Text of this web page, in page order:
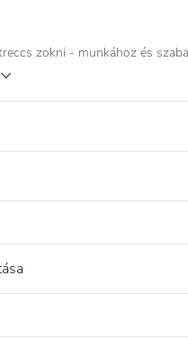
zokni - munkához és